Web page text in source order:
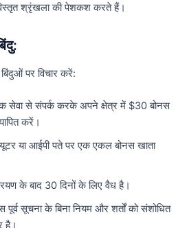
श्रृंखला की पेशकश करते हैं।
बिंदुओं पर विचार करें:
सेवा से संपर्क करके अपने क्षेत्र में $30 बोनस
करें।
या आईपी पते पर एक एकल बोनस खाता
के बाद 30 दिनों के लिए वैध है।
पूर्व सूचना के बिना नियम और शर्तों को संशोधित
है।